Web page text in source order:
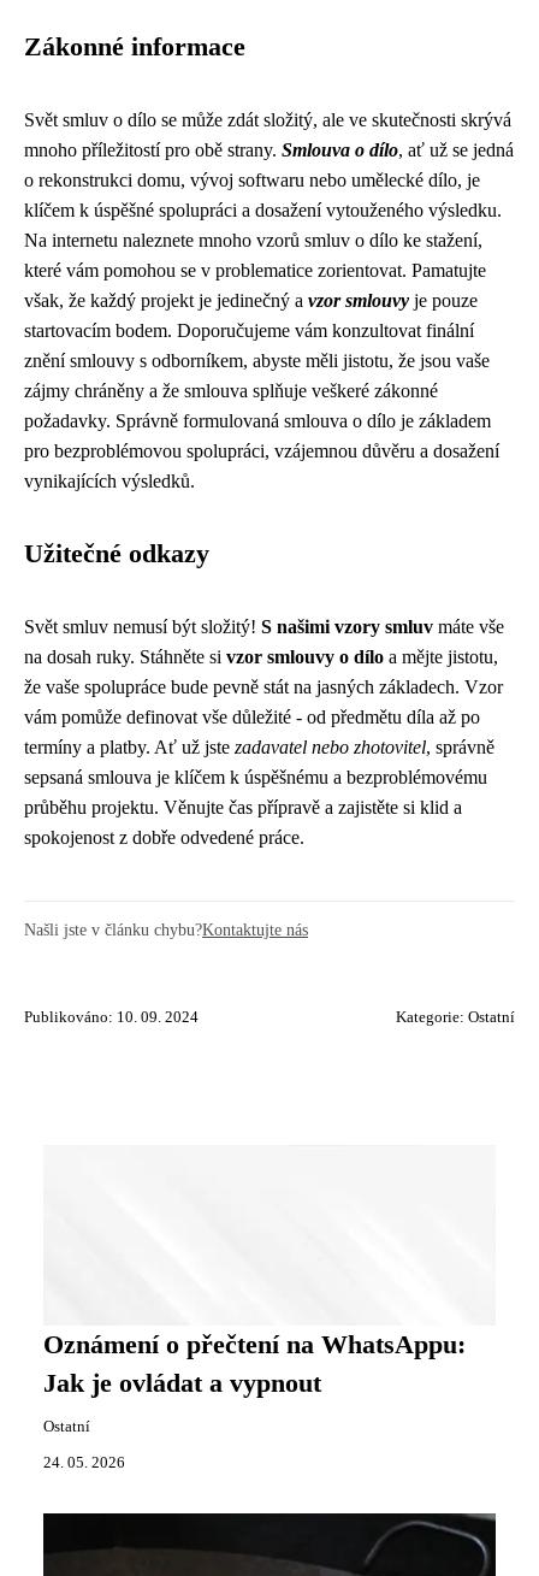
Zákonné informace
Svět smluv o dílo se může zdát složitý, ale ve skutečnosti skrývá
mnoho příležitostí pro obě strany. Smlouva o dílo, ať už se jedná
o rekonstrukci domu, vývoj softwaru nebo umělecké dílo, je
klíčem k úspěšné spolupráci a dosažení vytouženého výsledku.
Na internetu naleznete mnoho vzorů smluv o dílo ke stažení,
které vám pomohou se v problematice zorientovat. Pamatujte
však, že každý projekt je jedinečný a vzor smlouvy je pouze
startovacím bodem. Doporučujeme vám konzultovat finální
znění smlouvy s odborníkem, abyste měli jistotu, že jsou vaše
zájmy chráněny a že smlouva splňuje veškeré zákonné
požadavky. Správně formulovaná smlouva o dílo je základem
pro bezproblémovou spolupráci, vzájemnou důvěru a dosažení
vynikajících výsledků.
Užitečné odkazy
Svět smluv nemusí být složitý! S našimi vzory smluv máte vše
na dosah ruky. Stáhněte si vzor smlouvy o dílo a mějte jistotu,
že vaše spolupráce bude pevně stát na jasných základech. Vzor
vám pomůže definovat vše důležité - od předmětu díla až po
termíny a platby. Ať už jste zadavatel nebo zhotovitel, správně
sepsaná smlouva je klíčem k úspěšnému a bezproblémovému
průběhu projektu. Věnujte čas přípravě a zajistěte si klid a
spokojenost z dobře odvedené práce.
Našli jste v článku chybu?Kontaktujte nás
Publikováno: 10. 09. 2024 Kategorie: Ostatní
Oznámení o přečtení na WhatsAppu:
Jak je ovládat a vypnout
Ostatní
24. 05. 2026